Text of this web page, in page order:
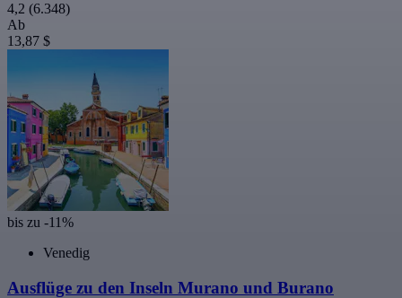
4,2 (6.348)
Ab
13,87 $
bis zu -11%
Venedig
Ausflüge zu den Inseln Murano und Burano